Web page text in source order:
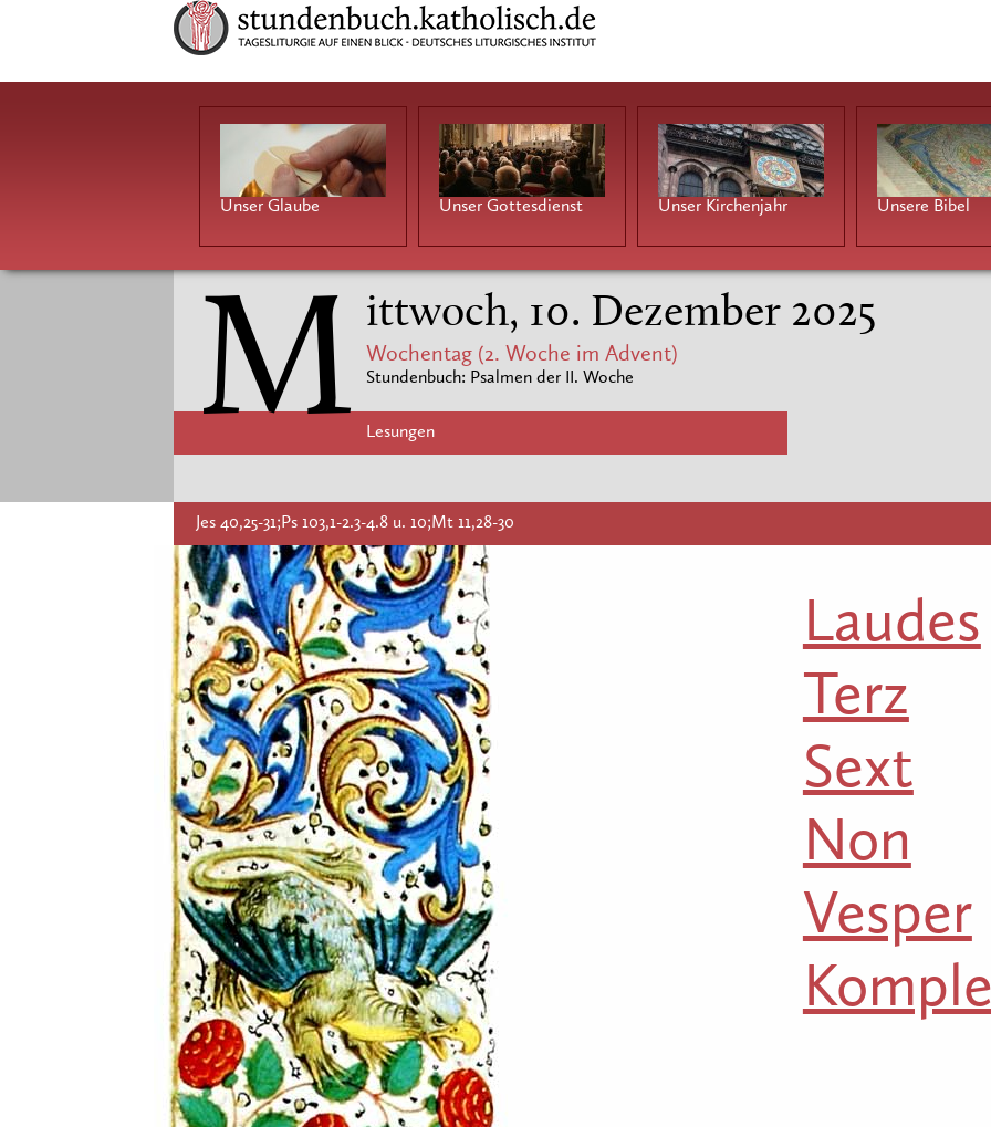
Unser Glaube Unser Gottesdienst Unser Kirchenjahr Unsere Bibel
M ittwoch, 10. Dezember 2025
Wochentag (2. Woche im Advent)
Stundenbuch: Psalmen der II. Woche
Lesungen
Jes 40,25-31;Ps 103,1-2.3-4.8 u. 10;Mt 11,28-30
Laudes
Terz
Sext
Non
Vesper